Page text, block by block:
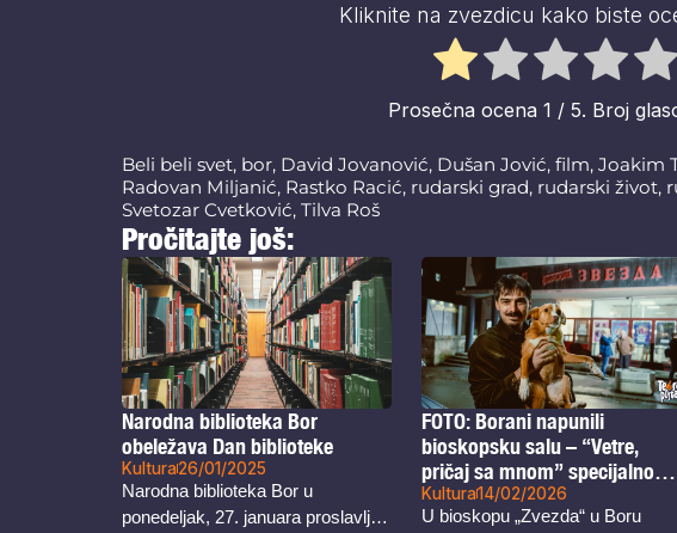
Kliknite na zvezdicu kako biste
Prosečna ocena 1 / 5. Broj
Beli beli svet, bor, David Jovanović, Dušan Jović, film, Joakim
Radovan Miljanić, Rastko Racić, rudarski grad, rudarski život,
Svetozar Cvetković, Tilva Roš
Pročitajte još:
Narodna biblioteka Bor
obeležava Dan biblioteke
Kultura26/01/2025
Narodna biblioteka Bor u
ponedeljak, 27. januara proslavlja
FOTO: Borani napunili
bioskopsku salu – “Vetre,
pričaj sa mnom” specijalno
prikazan u Boru
Kultura14/02/2026
U bioskopu „Zvezda“ u Boru